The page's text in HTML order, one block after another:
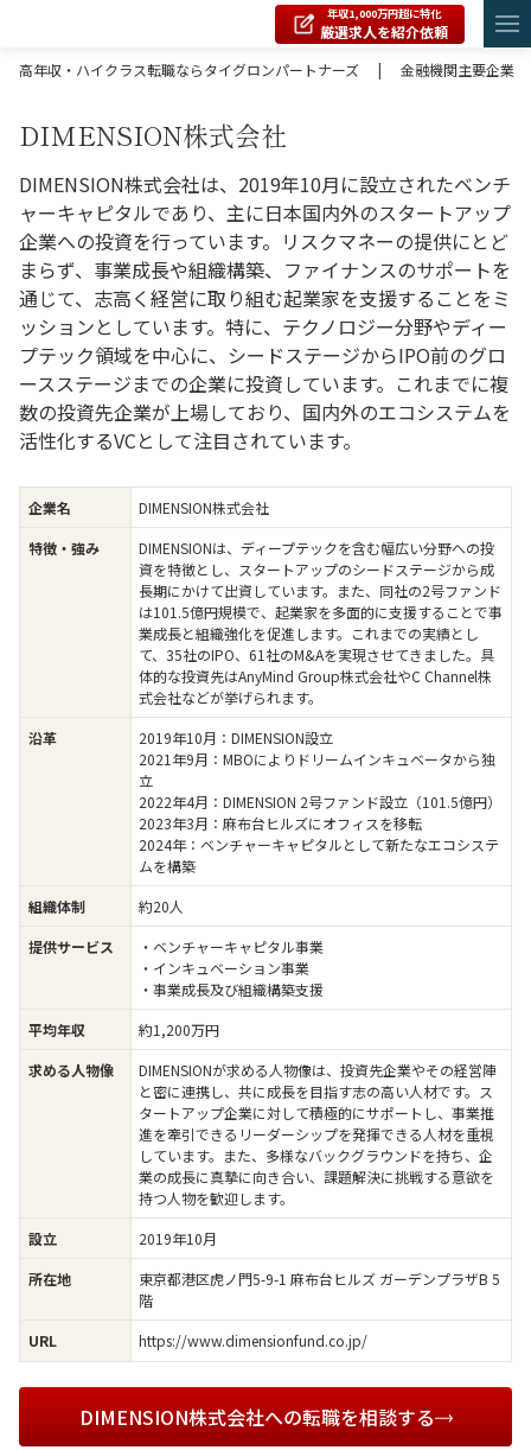
年収1,000万円超に特化
厳選求人を紹介依頼
高年収・ハイクラス転職ならタイグロンパートナーズ
| 金融機関主要企業
DIMENSION株式会社
DIMENSION株式会社は、2019年10月に設立されたベンチ
ャーキャピタルであり、主に日本国内外のスタートアップ
企業への投資を行っています。リスクマネーの提供にとど
まらず、事業成長や組織構築、ファイナンスのサポートを
通じて、志高く経営に取り組む起業家を支援することをミ
ッションとしています。特に、テクノロジー分野やディー
プテック領域を中心に、シードステージからIPO前のグロ
ースステージまでの企業に投資しています。これまでに複
数の投資先企業が上場しており、国内外のエコシステムを
活性化するVCとして注目されています。
企業名 DIMENSION株式会社
特徴・強み
DIMENSIONは、ディープテックを含む幅広い分野への投
資を特徴とし、スタートアップのシードステージから成
長期にかけて出資しています。また、同社の2号ファンド
は101.5億円規模で、起業家を多面的に支援することで事
業成長と組織強化を促進します。これまでの実績とし
て、35社のIPO、61社のM&Aを実現させてきました。具
体的な投資先はAnyMind Group株式会社やC Channel株
式会社などが挙げられます。
沿革
2019年10月：DIMENSION設立
2021年9月：MBOによりドリームインキュベータから独
立
2022年4月：DIMENSION 2号ファンド設立（101.5億円）
2023年3月：麻布台ヒルズにオフィスを移転
2024年：ベンチャーキャピタルとして新たなエコシステ
ムを構築
組織体制 約20人
提供サービス
・ベンチャーキャピタル事業
・インキュベーション事業
・事業成長及び組織構築支援
平均年収 約1,200万円
求める人物像
DIMENSIONが求める人物像は、投資先企業やその経営陣
と密に連携し、共に成長を目指す志の高い人材です。ス
タートアップ企業に対して積極的にサポートし、事業推
進を牽引できるリーダーシップを発揮できる人材を重視
しています。また、多様なバックグラウンドを持ち、企
業の成長に真摯に向き合い、課題解決に挑戦する意欲を
持つ人物を歓迎します。
設立 2019年10月
所在地
東京都港区虎ノ門5-9-1 麻布台ヒルズ ガーデンプラザB 5
階
URL https://www.dimensionfund.co.jp/
DIMENSION株式会社への転職を相談する